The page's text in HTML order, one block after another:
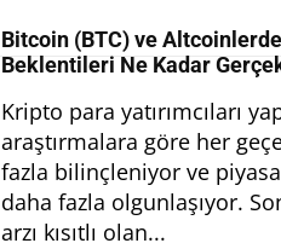
Bitcoin (BTC) ve
Beklentileri Ne Kadar
Kripto para yatırımcıları
araştırmalara göre her
fazla bilinçleniyor ve
daha fazla olgunlaşıyor.
arzı kısıtlı olan...